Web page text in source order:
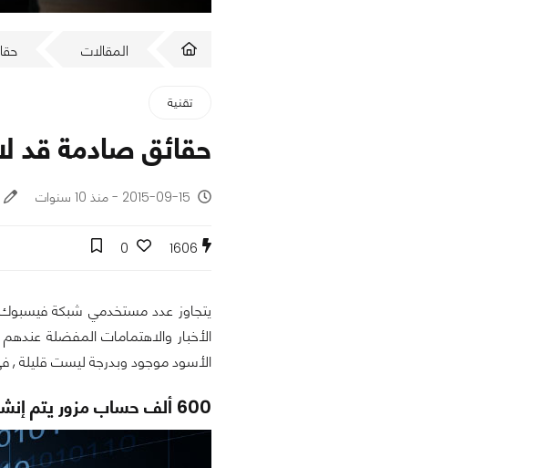
المقالات
تقنية
حقائق صادمة قد
2015-09-15 - منذ 10 سنوات
1606
0
يتجاوز عدد مستخدمي شبكة فيسبوك
الأخبار والاهتمامات المفضلة
الأسود موجود وبدرجة ليست قليلة ,
600 ألف حساب مزور يتم إنشائه يوميًا بهدف القرصنة